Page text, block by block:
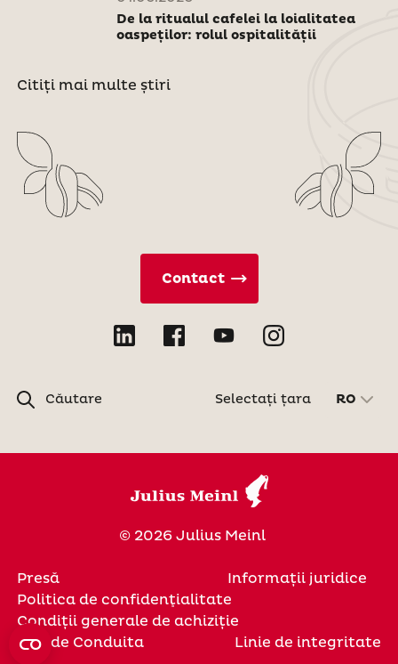
De la ritualul cafelei la loialitatea
oaspeților: rolul ospitalității
Citiți mai multe știri
Căutare
Contact
Selectați țara RO
© 2026 Julius Meinl
Presă
Informații juridice
Politica de confidenţialitate
Condiții generale de achiziție
Cod de Conduita
Linie de integritate